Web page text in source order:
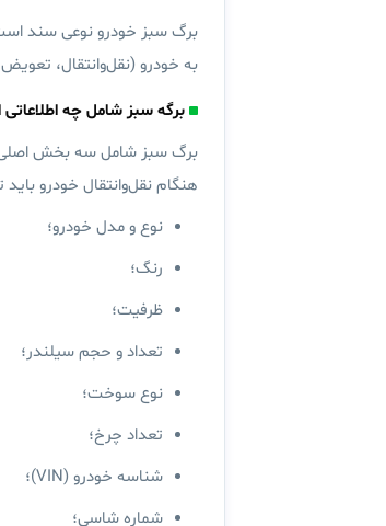
برگ سبز خودرو نوعی سند
به خودرو (نقل‌وانتقال،
برگه سبز شامل چه
برگ سبز شامل سه بخش
هنگام نقل‌وانتقال خودرو
نوع و مدل خودرو؛
رنگ؛
ظرفیت؛
تعداد و حجم سیلندر؛
نوع سوخت؛
تعداد چرخ؛
شناسه خودرو (VIN)؛
شماره شاسی؛